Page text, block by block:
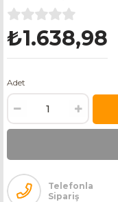
₺1.638,98
Adet
Telefonla
Sipariş